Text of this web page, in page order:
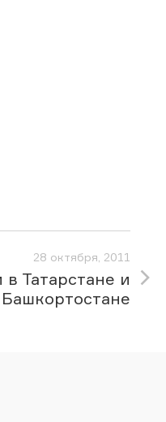
28 октября, 2011
Татарстане и
Башкортостане